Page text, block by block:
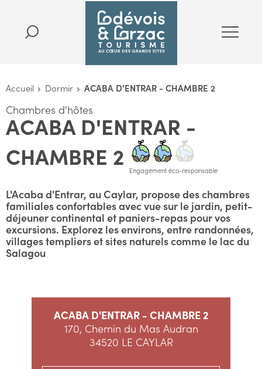
Accueil Dormir ACABA D'ENTRAR - CHAMBRE 2
Chambres d'hôtes
ACABA D'ENTRAR -
CHAMBRE 2
Engagement éco-responsable
L'Acaba d'Entrar, au Caylar, propose des chambres
familiales confortables avec vue sur le jardin, petit-
déjeuner continental et paniers-repas pour vos
excursions. Explorez les environs, entre randonnées,
villages templiers et sites naturels comme le lac du
Salagou
ACABA D'ENTRAR - CHAMBRE 2
170, Chemin du Mas Audran
34520 LE CAYLAR